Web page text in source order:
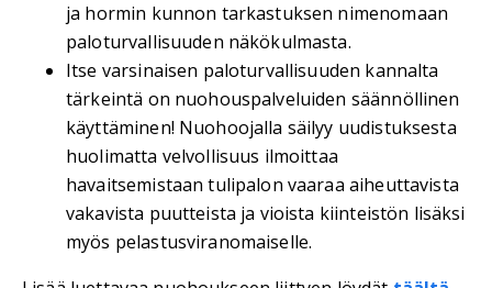
ja hormin kunnon tarkastuksen nimenomaan
paloturvallisuuden näkökulmasta.
Itse varsinaisen paloturvallisuuden kannalta
tärkeintä on nuohouspalveluiden säännöllinen
käyttäminen! Nuohoojalla säilyy uudistuksesta
huolimatta velvollisuus ilmoittaa
havaitsemistaan tulipalon vaaraa aiheuttavista
vakavista puutteista ja vioista kiinteistön lisäksi
myös pelastusviranomaiselle.